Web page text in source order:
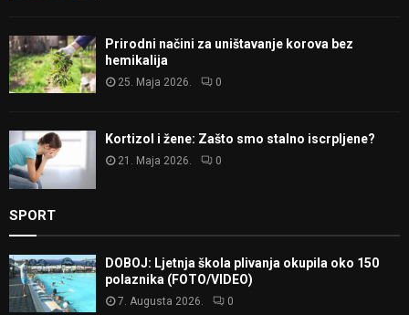
Prirodni načini za uništavanje korova bez
hemikalija
25. Maja 2026. 0
Kortizol i žene: Zašto smo stalno iscrpljene?
21. Maja 2026. 0
SPORT
DOBOJ: Ljetnja škola plivanja okupila oko 150
polaznika (FOTO/VIDEO)
7. Augusta 2026. 0